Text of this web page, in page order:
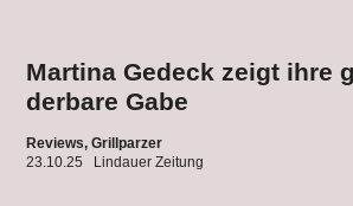
Mar­tina Gedeck zeigt ihre
der­bare Gabe
Reviews, Grillparzer
23.10.25
Lindauer Zeitung